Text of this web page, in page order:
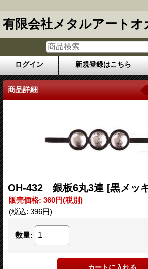
有限会社メタルアートオ
ログイン 新規登録はこちら
商品詳細
OH-432 銀板6丸3連 [黒メッ
販売価格: 360円(税別)
(税込: 396円)
数量: